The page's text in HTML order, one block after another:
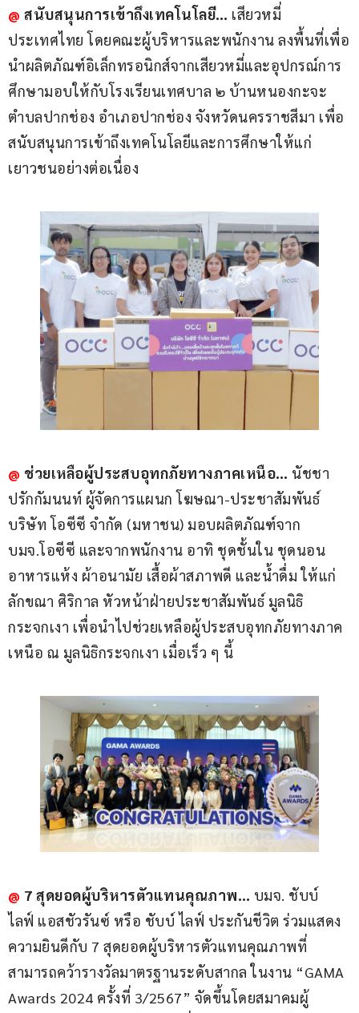
@ สนับสนุนการเข้าถึงเทคโนโลยี… เสียวหมี่
ประเทศไทย โดยคณะผู้บริหารและพนักงาน ลงพื้นที่เพื่อ
นำผลิตภัณฑ์อิเล็กทรอนิกส์จากเสียวหมี่และอุปกรณ์การ
ศึกษามอบให้กับโรงเรียนเทศบาล ๒ บ้านหนองกะจะ
ตำบลปากช่อง อำเภอปากช่อง จังหวัดนครราชสีมา เพื่อ
สนับสนุนการเข้าถึงเทคโนโลยีและการศึกษาให้แก่
เยาวชนอย่างต่อเนื่อง
@ ช่วยเหลือผู้ประสบอุทกภัยทางภาคเหนือ… นัชชา
ปรักกัมนนท์ ผู้จัดการแผนก โฆษณา-ประชาสัมพันธ์
บริษัท โอซีซี จำกัด (มหาชน) มอบผลิตภัณฑ์จาก
บมจ.โอซีซี และจากพนักงาน อาทิ ชุดชั้นใน ชุดนอน
อาหารแห้ง ผ้าอนามัย เสื้อผ้าสภาพดี และน้ำดื่ม ให้แก่
ลักขณา ศิริกาล หัวหน้าฝ่ายประชาสัมพันธ์ มูลนิธิ
กระจกเงา เพื่อนำไปช่วยเหลือผู้ประสบอุทกภัยทางภาค
เหนือ ณ มูลนิธิกระจกเงา เมื่อเร็ว ๆ นี้
@ 7 สุดยอดผู้บริหารตัวแทนคุณภาพ… บมจ. ชับบ์
ไลฟ์ แอสชัวรันซ์ หรือ ชับบ์ ไลฟ์ ประกันชีวิต ร่วมแสดง
ความยินดีกับ 7 สุดยอดผู้บริหารตัวแทนคุณภาพที่
สามารถคว้ารางวัลมาตรฐานระดับสากล ในงาน “GAMA
Awards 2024 ครั้งที่ 3/2567” จัดขึ้นโดยสมาคมผู้